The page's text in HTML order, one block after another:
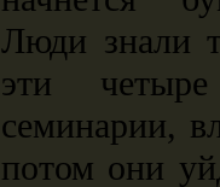
Люди знали
эти
семинарии,
потом они